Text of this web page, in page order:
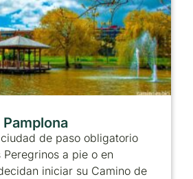
de paso obligatorio
a pie o en
iniciar su Camino de